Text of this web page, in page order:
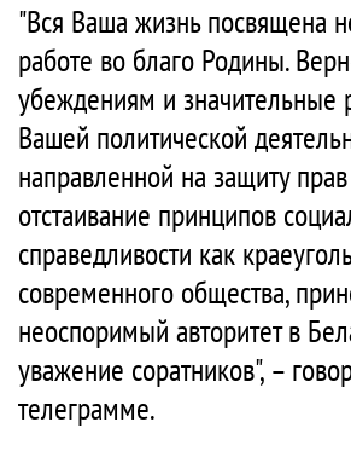
"Вся Ваша жизнь посвящена
работе во благо Родины.
убеждениям и значительные
Вашей политической
направленной на защиту
отстаивание принципов
справедливости как
современного общества,
неоспоримый авторитет в
уважение соратников", –
телеграмме.